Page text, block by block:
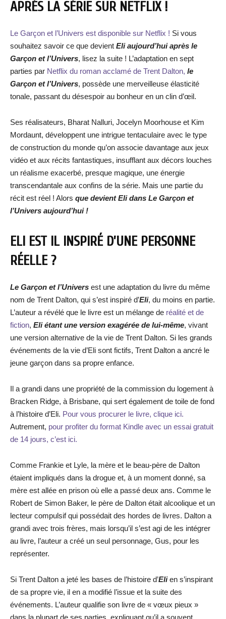
APRÈS LA SÉRIE SUR NETFLIX !
Le Garçon et l’Univers est disponible sur Netflix ! Si vous
souhaitez savoir ce que devient Eli aujourd’hui après le
Garçon et l’Univers, lisez la suite ! L’adaptation en sept
parties par Netflix du roman acclamé de Trent Dalton, le
Garçon et l’Univers, possède une merveilleuse élasticité
tonale, passant du désespoir au bonheur en un clin d’œil.
Ses réalisateurs, Bharat Nalluri, Jocelyn Moorhouse et Kim
Mordaunt, développent une intrigue tentaculaire avec le type
de construction du monde qu’on associe davantage aux jeux
vidéo et aux récits fantastiques, insufflant aux décors louches
un réalisme exacerbé, presque magique, une énergie
transcendantale aux confins de la série. Mais une partie du
récit est réel ! Alors que devient Eli dans Le Garçon et
l’Univers aujourd’hui !
ELI EST IL INSPIRÉ D’UNE PERSONNE
RÉELLE ?
Le Garçon et l’Univers est une adaptation du livre du même
nom de Trent Dalton, qui s’est inspiré d’Eli, du moins en partie.
L’auteur a révélé que le livre est un mélange de réalité et de
fiction, Eli étant une version exagérée de lui-même, vivant
une version alternative de la vie de Trent Dalton. Si les grands
événements de la vie d’Eli sont fictifs, Trent Dalton a ancré le
jeune garçon dans sa propre enfance.
Il a grandi dans une propriété de la commission du logement à
Bracken Ridge, à Brisbane, qui sert également de toile de fond
à l’histoire d’Eli. Pour vous procurer le livre, clique ici.
Autrement, pour profiter du format Kindle avec un essai gratuit
de 14 jours, c’est ici.
Comme Frankie et Lyle, la mère et le beau-père de Dalton
étaient impliqués dans la drogue et, à un moment donné, sa
mère est allée en prison où elle a passé deux ans. Comme le
Robert de Simon Baker, le père de Dalton était alcoolique et un
lecteur compulsif qui possédait des hordes de livres. Dalton a
grandi avec trois frères, mais lorsqu’il s’est agi de les intégrer
au livre, l’auteur a créé un seul personnage, Gus, pour les
représenter.
Si Trent Dalton a jeté les bases de l’histoire d’Elien s’inspirant
de sa propre vie, il en a modifié l’issue et la suite des
événements. L’auteur qualifie son livre de « vœux pieux »
dans la plupart de ses parties, expliquant qu’il a souvent